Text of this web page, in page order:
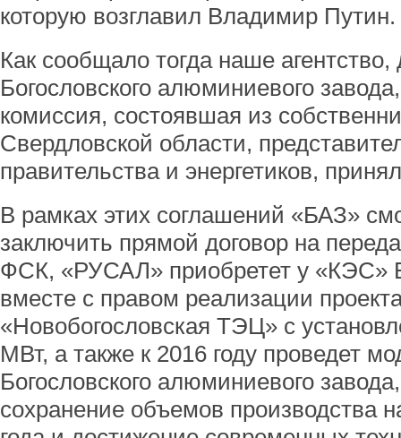
которую возглавил Владимир Путин.
Как сообщало тогда наше
Богословского алюминиевого
комиссия, состоявшая из
Свердловской области,
правительства и энергетиков,
В рамках этих соглашений «БАЗ»
заключить прямой договор на
ФСК, «РУСАЛ» приобретет у «КЭС»
вместе с правом реализации
«Новобогословская ТЭЦ» с
МВт, а также к 2016 году проведет
Богословского алюминиевого
сохранение объемов производства